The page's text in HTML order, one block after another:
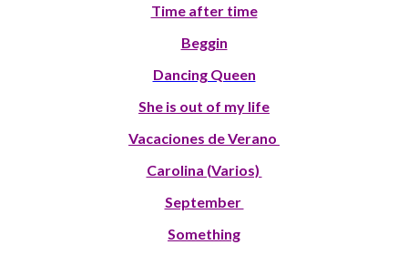
Time after time
Beggin
Dancing Queen
She is out of my life
Vacaciones de Verano
Carolina (Varios)
September
Something